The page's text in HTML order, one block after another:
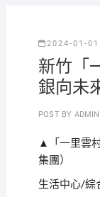
2024-01-01
新竹「
銀向未
POST BY ADMIN
▲「一里雲
集團）
生活中心/綜